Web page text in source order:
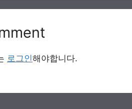
로그인해야합니다.